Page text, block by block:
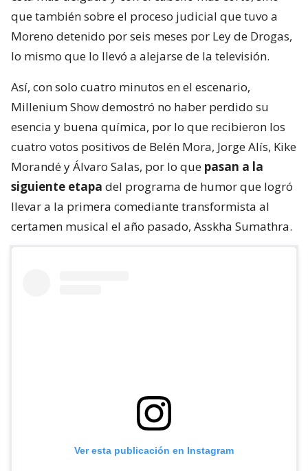
que también sobre el proceso judicial que tuvo a
Moreno detenido por seis meses por Ley de Drogas,
lo mismo que lo llevó a alejarse de la televisión.
Así, con solo cuatro minutos en el escenario,
Millenium Show demostró no haber perdido su
esencia y buena química, por lo que recibieron los
cuatro votos positivos de Belén Mora, Jorge Alís, Kike
Morandé y Álvaro Salas, por lo que pasan a la
siguiente etapa del programa de humor que logró
llevar a la primera comediante transformista al
certamen musical el año pasado, Asskha Sumathra.
Ver esta publicación en Instagram